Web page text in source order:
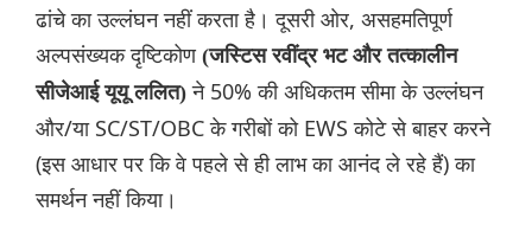
ढांचे का उल्लंघन नहीं करता है। दूसरी ओर, असहमतिपूर्ण
अल्पसंख्यक दृष्टिकोण (जस्टिस रवींद्र भट और तत्कालीन
सीजेआई यूयू ललित)ने 50% की अधिकतम सीमा के उल्लंघन
और/या SC/ST/OBC के गरीबों को EWS कोटे से बाहर करने
(इस आधार पर कि वे पहले से ही लाभ का आनंद ले रहे हैं) का
समर्थन नहीं किया।